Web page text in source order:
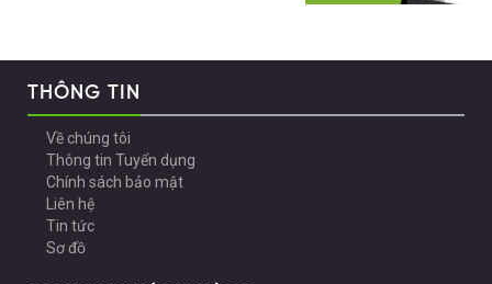
THÔNG TIN
Về chúng tôi
Thông tin Tuyển dụng
Chính sách bảo mật
Liên hệ
Tin tức
Sơ đồ